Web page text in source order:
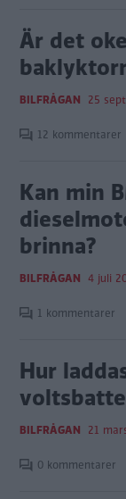
Är det
BILFRÅGAN 25
12 kommentarer
Kan min
brinna?
BILFRÅGAN 4 juli
1 kommentarer
Hur
BILFRÅGAN 21
0 kommentarer